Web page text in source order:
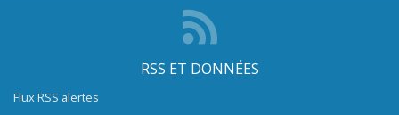
RSS ET DONNÉES
Flux RSS alertes